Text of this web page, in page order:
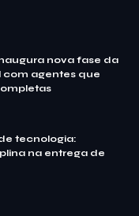
nova fase da
com agentes que
tecnologia:
na entrega de